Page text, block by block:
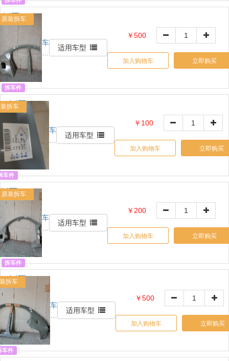
侧围R
51953587
原装拆车
拆车件
R侧围
OE:
39128906
车
适用车型
￥500
加入购物车 立即购买
拆车
车件
围 ABC
车
适用车型
￥100
加入购物车 立即购买
原装拆车
拆车件
R侧围
AC
OE:
39128906
车
适用车型
￥200
加入购物车 立即购买
拆车
车件
车
适用车型
￥500
加入购物车 立即购买